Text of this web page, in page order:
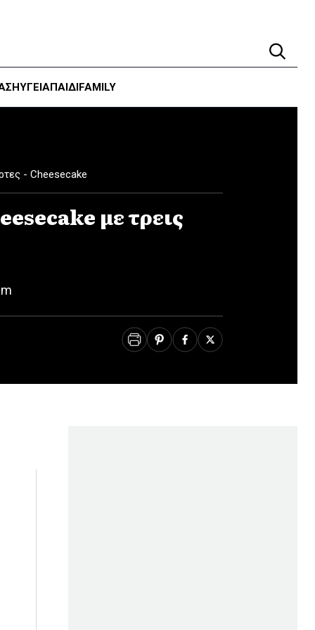
ΥΓΕΊΑΠΑΙΔΙFAMILY
- Cheesecake
με τρεις